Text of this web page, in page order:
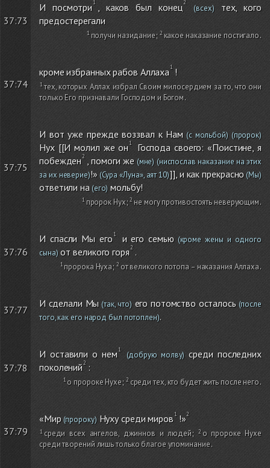
37:73
И посмотри , каков был конец (всех)тех, кого
предостерегали
получи назидание; какое наказание постигало.
37:74
кроме избранных рабов Аллаха !
тех, которых Аллах избрал Своим милосердием за то, что они
только Его признавали Господом и Богом.
37:75
И вот уже прежде воззвал к Нам (с мольбой)(пророк)
Нух [[И молил же он
Господа своего: «Поистине, я
побежден
, помоги же (мне) (ниспослав наказание на этих
за их неверие)!»(Сура «Луна», аят 10)]], и как прекрасно (Мы)
ответили на(его) мольбу!
пророк Нух; не могу противостоять неверующим.
37:76
И спасли Мы его и его семью(кроме жены и одного
сына)от великого горя .
пророка Нуха; от великого потопа – наказания Аллаха.
37:77
И сделали Мы (так, что)его потомство осталось(после
того, как его народ был потоплен).
37:78
И оставили о нем (добрую молву) среди последних
поколений :
о пророке Нухе; среди тех, кто будет жить после него.
37:79
«Мир(пророку)Нуху среди миров !»
среди всех ангелов, джиннов и людей;
о пророке Нухе
среди творений лишь только благое упоминание.